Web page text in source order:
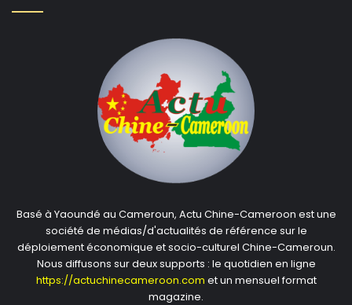
Basé à Yaoundé au Cameroun, Actu Chine-Cameroon est une
société de médias/d'actualités de référence sur le
déploiement économique et socio-culturel Chine-Cameroun.
Nous diffusons sur deux supports : le quotidien en ligne
https://actuchinecameroon.com et un mensuel format
magazine.